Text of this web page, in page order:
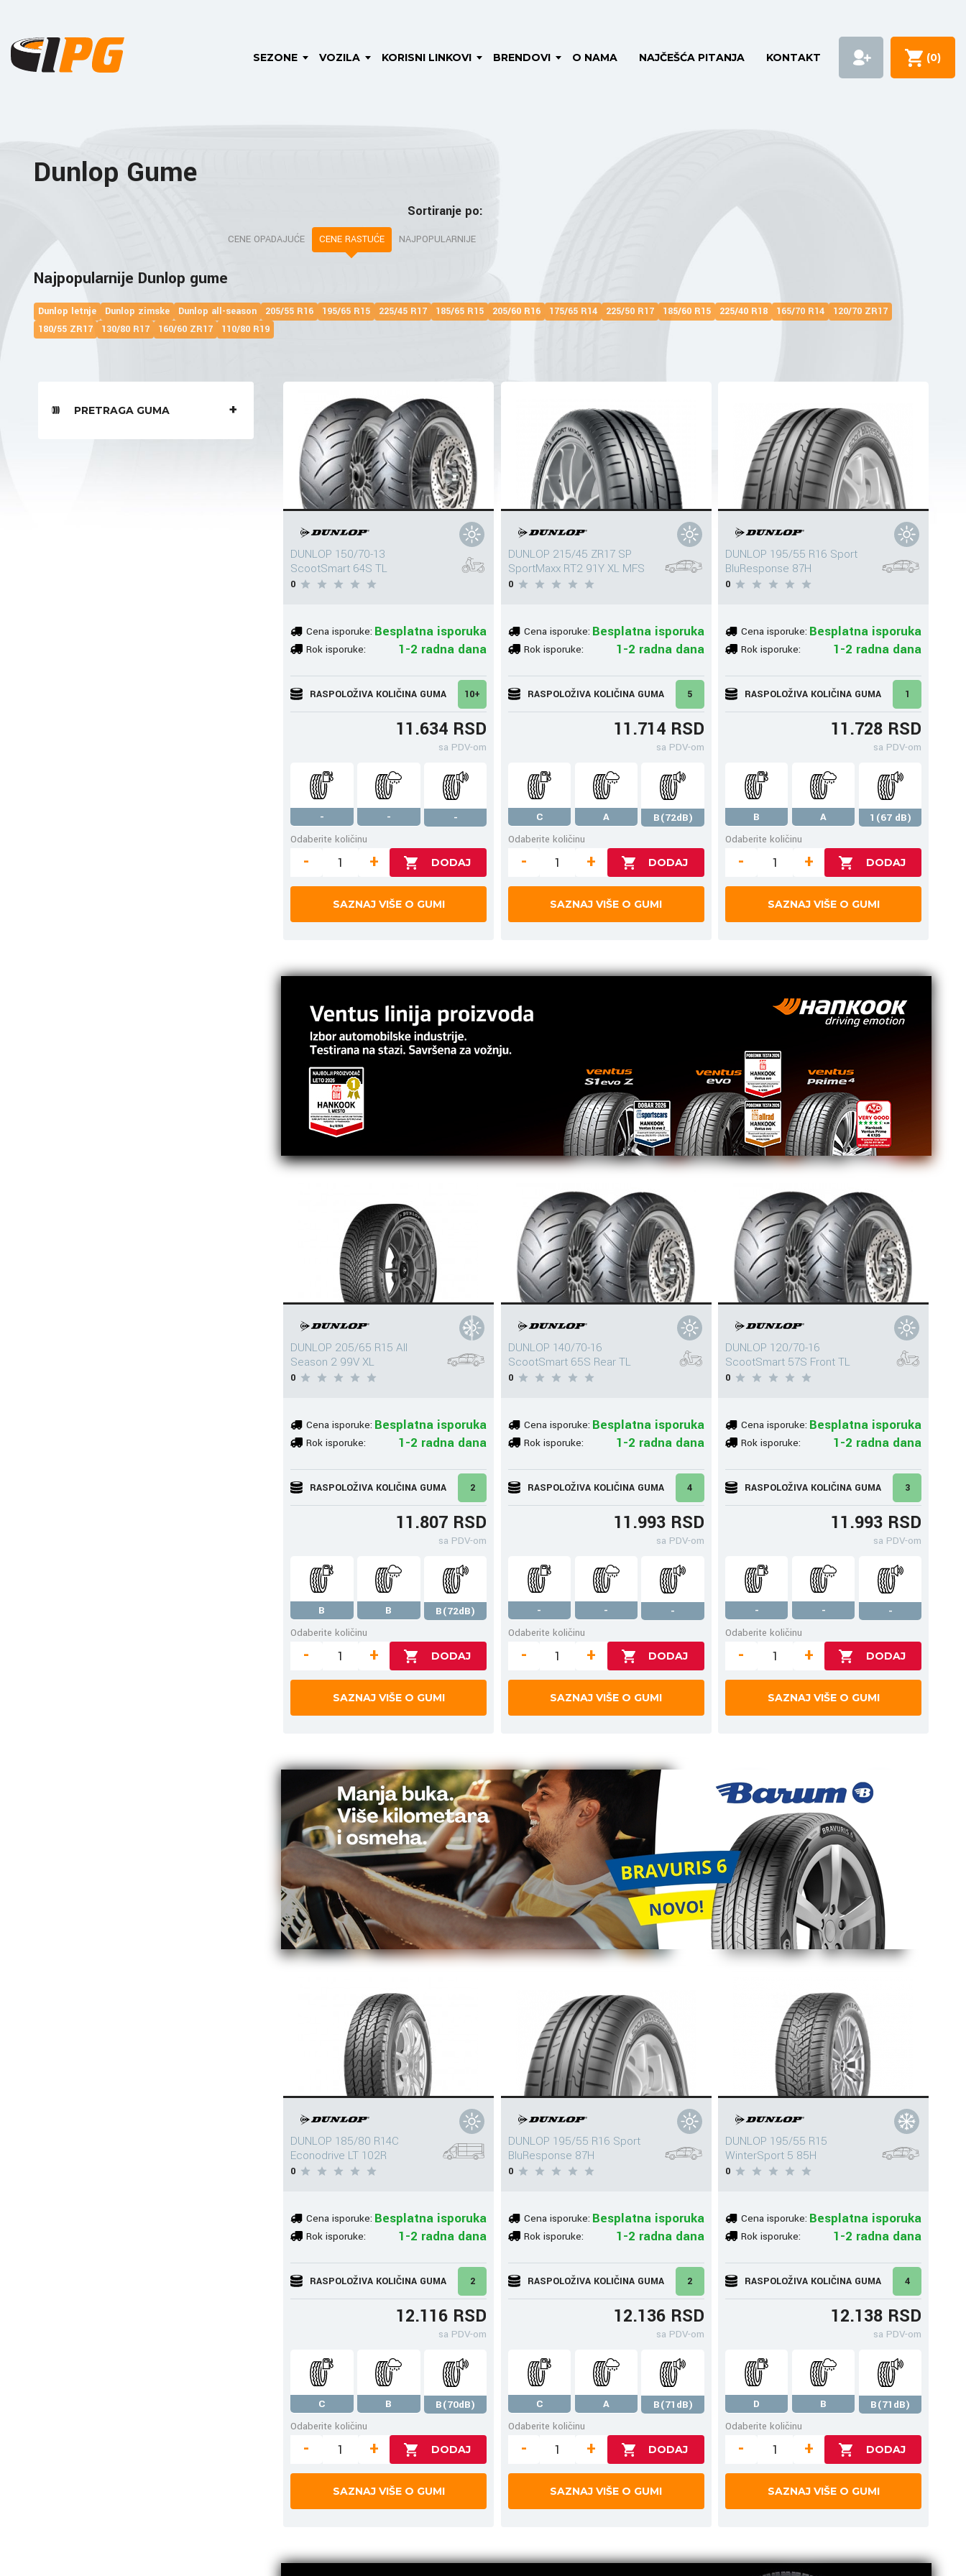
SEZONE VOZILA KORISNI LINKOVI BRENDOVI O NAMA NAJČEŠĆA PITANJA KONTAKT (0)
Dunlop Gume
Najpopularnije Dunlop gume
Dunlop letnje Dunlop zimske Dunlop all-season 205/55 R16 195/65 R15 225/45 R17 185/65 R15 205/60 R16 175/65 R14 225/50 R17 185/60 R15 225/40 R18 165/70 R14
120/70 ZR17
180/55 ZR17
130/80 R17 160/60 ZR17 110/80 R19
Sortiranje po:
CENE OPADAJUĆE CENE RASTUĆE NAJPOPULARNIJE
PRETRAGA GUMA
DUNLOP 150/70-13
ScootSmart 64S TL
0
Cena isporuke: Besplatna isporuka
Rok isporuke: 1-2 radna dana
RASPOLOŽIVA KOLIČINA GUMA 10+
11.634 RSD
sa PDV-om
- -
-
Odaberite količinu
- +
SAZNAJ VIŠE O GUMI
DUNLOP 215/45 ZR17 SP
SportMaxx RT2 91Y XL MFS
0
Cena isporuke: Besplatna isporuka
Rok isporuke: 1-2 radna dana
RASPOLOŽIVA KOLIČINA GUMA 5
11.714 RSD
sa PDV-om
C A
B(72dB)
Odaberite količinu
- +
SAZNAJ VIŠE O GUMI
DUNLOP 195/55 R16 Sport
BluResponse 87H
0
Cena isporuke: Besplatna isporuka
Rok isporuke: 1-2 radna dana
RASPOLOŽIVA KOLIČINA GUMA 1
11.728 RSD
sa PDV-om
B A
1(67 dB)
Odaberite količinu
- +
SAZNAJ VIŠE O GUMI
DUNLOP 205/65 R15 All
Season 2 99V XL
0
Cena isporuke: Besplatna isporuka
Rok isporuke: 1-2 radna dana
RASPOLOŽIVA KOLIČINA GUMA 2
11.807 RSD
sa PDV-om
B B
B(72dB)
Odaberite količinu
- +
SAZNAJ VIŠE O GUMI
DUNLOP 140/70-16
ScootSmart 65S Rear TL
0
Cena isporuke: Besplatna isporuka
Rok isporuke: 1-2 radna dana
RASPOLOŽIVA KOLIČINA GUMA 4
11.993 RSD
sa PDV-om
- -
-
Odaberite količinu
- +
SAZNAJ VIŠE O GUMI
DUNLOP 120/70-16
ScootSmart 57S Front TL
0
Cena isporuke: Besplatna isporuka
Rok isporuke: 1-2 radna dana
RASPOLOŽIVA KOLIČINA GUMA 3
11.993 RSD
sa PDV-om
- -
-
Odaberite količinu
- +
SAZNAJ VIŠE O GUMI
DUNLOP 185/80 R14C
Econodrive LT 102R
0
Cena isporuke: Besplatna isporuka
Rok isporuke: 1-2 radna dana
RASPOLOŽIVA KOLIČINA GUMA 2
12.116 RSD
sa PDV-om
C B
B(70dB)
Odaberite količinu
- +
SAZNAJ VIŠE O GUMI
DUNLOP 195/55 R16 Sport
BluResponse 87H
0
Cena isporuke: Besplatna isporuka
Rok isporuke: 1-2 radna dana
RASPOLOŽIVA KOLIČINA GUMA 2
12.136 RSD
sa PDV-om
C A
B(71dB)
Odaberite količinu
- +
SAZNAJ VIŠE O GUMI
DUNLOP 195/55 R15
WinterSport 5 85H
0
Cena isporuke: Besplatna isporuka
Rok isporuke: 1-2 radna dana
RASPOLOŽIVA KOLIČINA GUMA 4
12.138 RSD
sa PDV-om
D B
B(71dB)
Odaberite količinu
- +
SAZNAJ VIŠE O GUMI